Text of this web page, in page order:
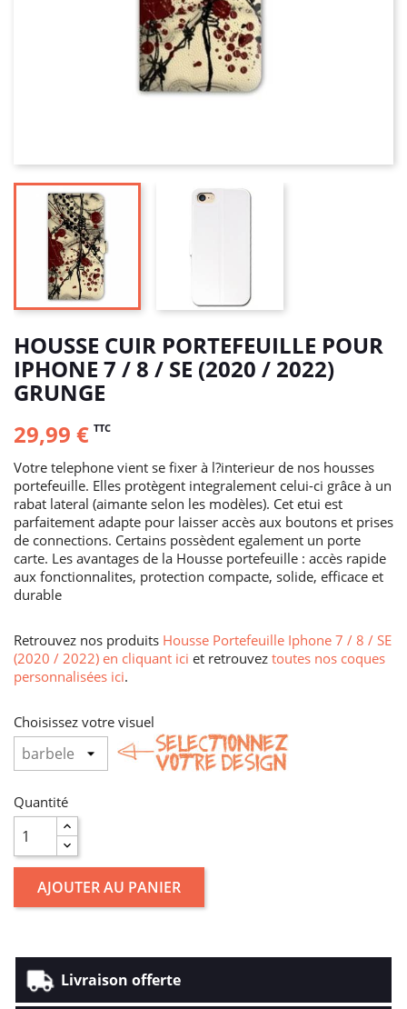
HOUSSE CUIR PORTEFEUILLE POUR
IPHONE 7 / 8 / SE (2020 / 2022)
GRUNGE
29,99 € TTC
Votre telephone vient se fixer à l?interieur de nos housses
portefeuille. Elles protègent integralement celui-ci grâce à un
rabat lateral (aimante selon les modèles). Cet etui est
parfaitement adapte pour laisser accès aux boutons et prises
de connections. Certains possèdent egalement un porte
carte. Les avantages de la Housse portefeuille : accès rapide
aux fonctionnalites, protection compacte, solide, efficace et
durable
Retrouvez nos produits Housse Portefeuille Iphone 7 / 8 / SE
(2020 / 2022) en cliquant ici et retrouvez toutes nos coques
personnalisées ici.
Choisissez votre visuel
Quantité
AJOUTER AU PANIER
Livraison offerte